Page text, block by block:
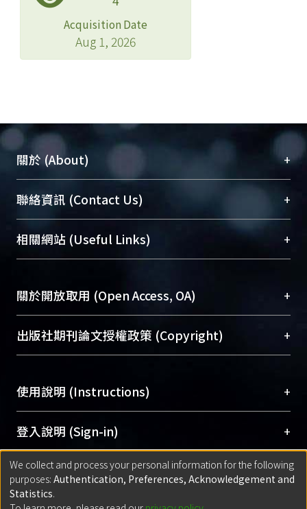
Acquisition Date
Aug 1, 2026
關於 (About) +
臺大位居世界頂尖大學之列，為永久珍藏及向國際
展現本校豐碩的研究成果及學術能量，圖書館整合
機構典藏（NTUR）與學術庫（AH）不同功能平
台，成為臺大學術典藏NTU scholars。期能整合研
成果。
To permanently archive and promote researcher
profiles and scholarly works, Library integrates the
services of “NTU Repository” with “Academic
聯絡資訊 (Contact Us) +
總館學科館員(Main Library)
醫學圖書館學科館員(Medical Library)
Sciences Library)
相關網站 (Useful Links) +
關於開放取用 (Open Access, OA) +
開放取用是從使用者角度提升資訊取用性的社會運
動，應用在學術研究上是透過將研究著作公開供使
用逐年攀升。同時可加速研究發展、提升研究影響
Archive）平台。 （點選深入了解OA）
出版社期刊論文授權政策 (Copyright) +
含部分內容的版權非匯入者所有，或由第三方贊
助與合作完成，請確認該版權所有者及第三方同
意提供此授權。
Please represent that the submission is your
original work, and that you have the right to
grant the rights to upload.
使用說明 (Instructions) +
網站簡介(Quickstart Guide)
使用手冊(Instruction Manual)
線上預約服務(Booking Service)
登入說明 (Sign-in) +
方案一：臺灣大學計算機中心帳號登入
(With C&INC Email Account)
匯入著作 (Submission) +
We collect and process your personal information for the following
purposes: Authentication, Preferences, Acknowledgement and
Statistics.